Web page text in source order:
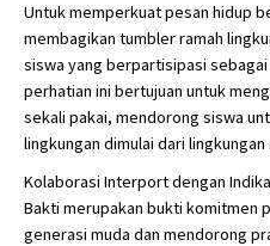
Untuk memperkuat pesan hidup
membagikan tumbler ramah
siswa yang berpartisipasi sebagai
perhatian ini bertujuan untuk
sekali pakai, mendorong siswa
lingkungan dimulai dari
Kolaborasi Interport dengan
Bakti merupakan bukti komitmen
generasi muda dan mendorong